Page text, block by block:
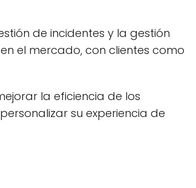
de incidentes y la gestión
el mercado, con clientes como
la eficiencia de los
su experiencia de